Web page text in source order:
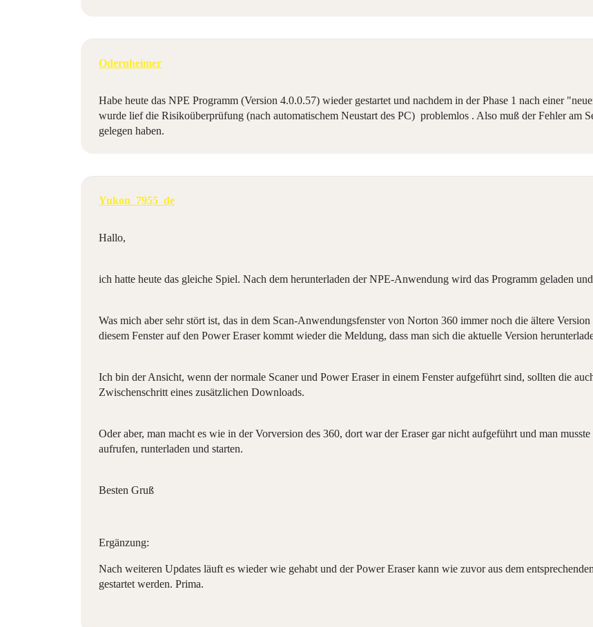
Odernheimer
Habe heute das NPE Programm (Version 4.0.0.57) wieder gestartet und nachdem in der Phase 1 nach einer
wurde lief die Risikoüberprüfung (nach automatischem Neustart des PC) problemlos . Also muß der Fehler am
gelegen haben.
Yukon_7955_de
Hallo,
ich hatte heute das gleiche Spiel. Nach dem herunterladen der NPE-Anwendung wird das Programm geladen
Was mich aber sehr stört ist, das in dem Scan-Anwendungsfenster von Norton 360 immer noch die ältere
diesem Fenster auf den Power Eraser kommt wieder die Meldung, dass man sich die aktuelle Version
Ich bin der Ansicht, wenn der normale Scaner und Power Eraser in einem Fenster aufgeführt sind, sollten die
Zwischenschritt eines zusätzlichen Downloads.
Oder aber, man macht es wie in der Vorversion des 360, dort war der Eraser gar nicht aufgeführt und man
aufrufen, runterladen und starten.
Besten Gruß
Ergänzung:
Nach weiteren Updates läuft es wieder wie gehabt und der Power Eraser kann wie zuvor aus dem
gestartet werden. Prima.